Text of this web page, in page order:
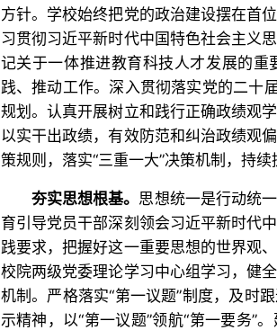
方针。学校始终把党的政治建设摆在首
习贯彻习近平新时代中国特色社会主义
记关于一体推进教育科技人才发展的
践、推动工作。深入贯彻落实党的二十
规划。认真开展树立和践行正确政绩观
以实干出政绩，有效防范和纠治政绩观
策规则，落实“三重一大”决策机制，持
夯实思想根基。 思想统一是行动统
育引导党员干部深刻领会习近平新时代
践要求，把握好这一重要思想的世界观
校院两级党委理论学习中心组学习，健
机制。严格落实“第一议题”制度，及时
示精神，以“第一议题”领航“第一要务”